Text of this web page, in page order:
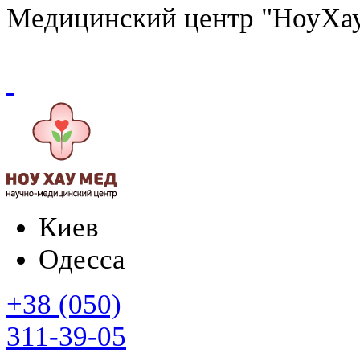
Медицинский центр
Киев
Одесса
+38 (050)
311-39-05